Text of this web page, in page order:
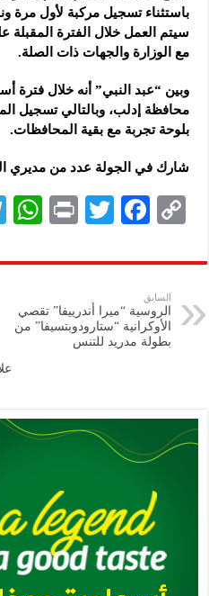
باستثناء تسجيل مركبة لأول مرة
سيتم العمل خلال الفترة المقبلة
مع الوزارة والجهات ذات الصلة.
وبين “عبد النبي” أنه خلال فترة
محافظة إدلب، وبالتالي تسجيل
بلوحة تجربة مع بقية المحافظات.
شارك في الجولة عدد من مديري
C
p
y
Li
n
F
eb
oo
k
T
tt
P
nt
السابق
الروسية “ميرا أندرييفا” تقصي
الأوكرانية “ستارودوبتسيفا” من
بطولة مدريد للتنس